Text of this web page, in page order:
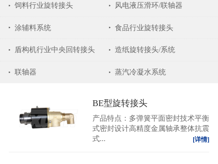
饲料行业旋转接头 风电液压滑环/联轴器
涂辅料系统 食品行业旋转接头
盾构机行业中央回转接头 造纸旋转接头/系统
联轴器 蒸汽冷凝水系统
BE型旋转接头
产品特点：多弹簧平面密封技术平衡
式密封设计高精度金属轴承整体抗震
式...
[详情]